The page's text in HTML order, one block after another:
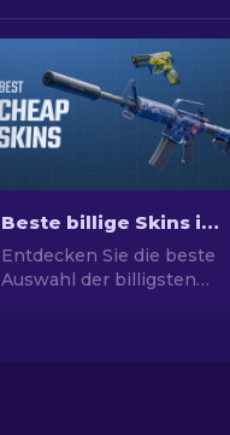
Beste billige Skins in CS2 [2026]
Entdecken Sie die beste
Auswahl der billigsten